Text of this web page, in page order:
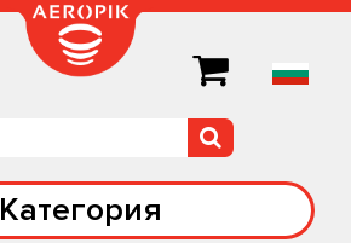
Категория